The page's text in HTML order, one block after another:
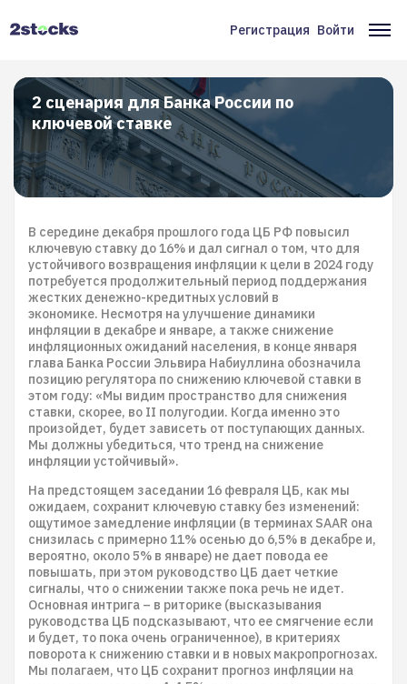
Меню
учётной
записи
пользователя
Регистрация Войти
2 сценария для Банка России по
ключевой ставке
В середине декабря прошлого года ЦБ РФ повысил
ключевую ставку до 16% и дал сигнал о том, что для
устойчивого возвращения инфляции к цели в 2024 году
потребуется продолжительный период поддержания
жестких денежно-кредитных условий в
экономике. Несмотря на улучшение динамики
инфляции в декабре и январе, а также снижение
инфляционных ожиданий населения, в конце января
глава Банка России Эльвира Набиуллина обозначила
позицию регулятора по снижению ключевой ставки в
этом году: «Мы видим пространство для снижения
ставки, скорее, во II полугодии. Когда именно это
произойдет, будет зависеть от поступающих данных.
Мы должны убедиться, что тренд на снижение
инфляции устойчивый».
На предстоящем заседании 16 февраля ЦБ, как мы
ожидаем, сохранит ключевую ставку без изменений:
ощутимое замедление инфляции (в терминах SAAR она
снизилась с примерно 11% осенью до 6,5% в декабре и,
вероятно, около 5% в январе) не дает повода ее
повышать, при этом руководство ЦБ дает четкие
сигналы, что о снижении также пока речь не идет.
Основная интрига – в риторике (высказывания
руководства ЦБ подсказывают, что ее смягчение если
и будет, то пока очень ограниченное), в критериях
поворота к снижению ставки и в новых макропрогнозах.
Мы полагаем, что ЦБ сохранит прогноз инфляции на